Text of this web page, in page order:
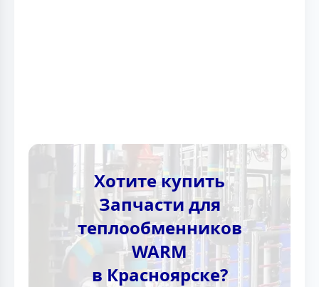
Хотите купить
Запчасти для
теплообменников
WARM
в Красноярске?